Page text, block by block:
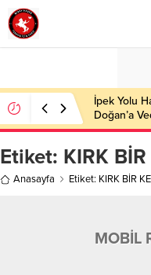
İpek Yolu
Doğan’a
Etiket: KIRK
Anasayfa Etiket: KIRK BİR
MOBİL